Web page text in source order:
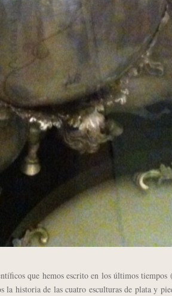
que hemos escrito en los últimos
la historia de las cuatro esculturas de plata y